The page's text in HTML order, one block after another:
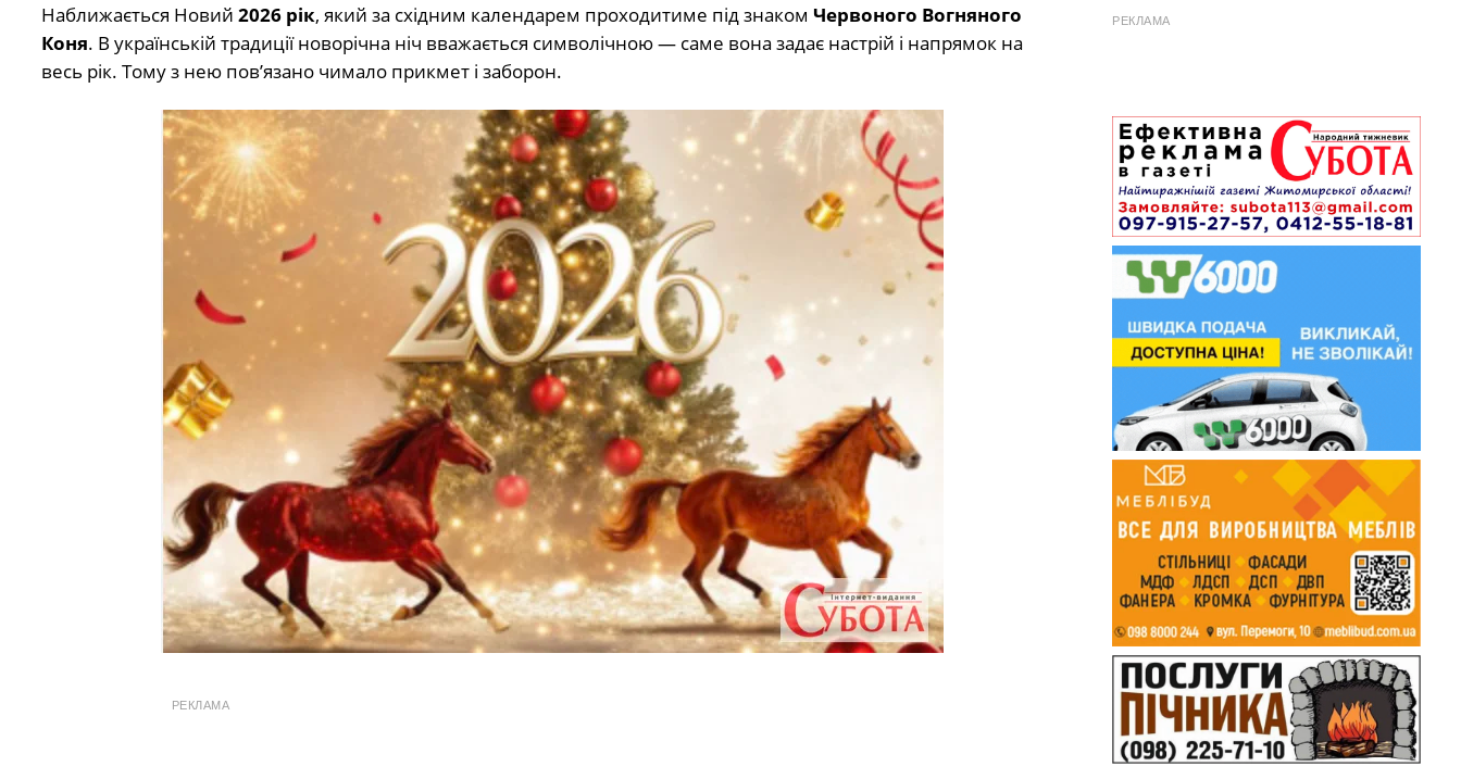
Наближається Новий 2026 рік, який за східним календарем проходитиме під знаком Червоного Вогняного
Коня. В українській традиції новорічна ніч вважається символічною — саме вона задає настрій і напрямок на
весь рік. Тому з нею пов’язано чимало прикмет і заборон.
РЕКЛАМА
РЕКЛАМА